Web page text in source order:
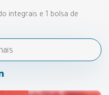
integrais e 1 bolsa de